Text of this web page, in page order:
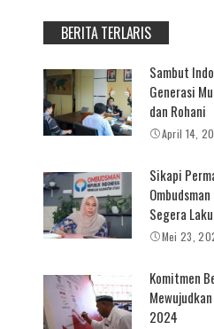
BERITA TERLARIS
Sambut
Generasi
dan Rohani
April 14,
Sikapi
Segera
Mei 23,
Komitmen
2024